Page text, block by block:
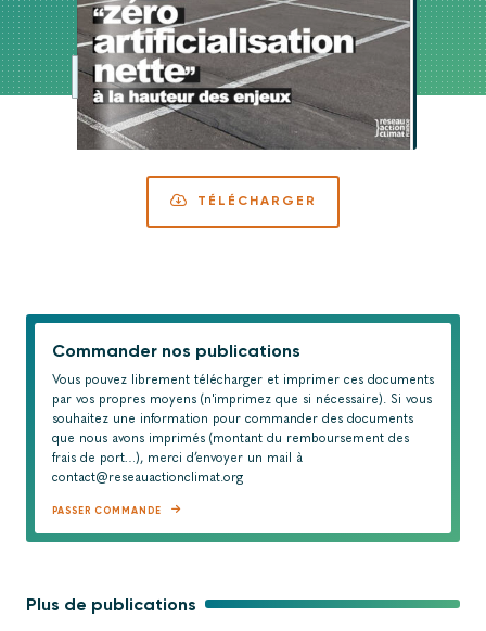
TÉLÉCHARGER
Commander nos publications
Vous pouvez librement télécharger et imprimer ces documents
par vos propres moyens (n'imprimez que si nécessaire). Si vous
souhaitez une information pour commander des documents
que nous avons imprimés (montant du remboursement des
frais de port…), merci d’envoyer un mail à
contact@reseauactionclimat.org
PASSER COMMANDE
Plus de publications